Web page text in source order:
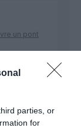
parties, or
for
un pont